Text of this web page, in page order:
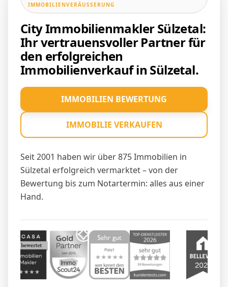
IMMOBILIENVERÄUSSERUNG
City Immobilienmakler Sülzetal:
Ihr vertrauensvoller Partner für
den erfolgreichen
Immobilienverkauf in Sülzetal.
Seit 2001 haben wir über 875 Immobilien in
Sülzetal erfolgreich vermarktet – von der
Bewertung bis zum Notartermin: alles aus einer
Hand.
IMMOBILIEN BEWERTUNG
IMMOBILIE VERKAUFEN